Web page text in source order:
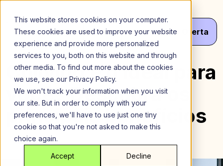
This website stores cookies on your computer.
These cookies are used to improve your website
experience and provide more personalized
services to you, both on this website and through
other media. To find out more about the cookies
we use, see our Privacy Policy.
We won't track your information when you visit
our site. But in order to comply with your
preferences, we'll have to use just one tiny
cookie so that you're not asked to make this
choice again.
Accept Decline
Ir
conteúdo
Menu ObterSeu Oferta
Coliving é o ideal para
você? Descubra os
principais benefícios